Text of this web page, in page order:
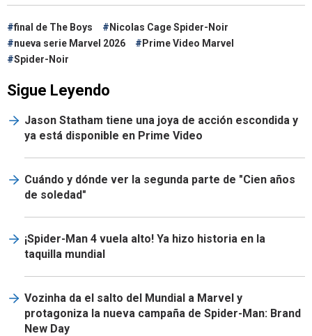
final de The Boys
Nicolas Cage Spider-Noir
nueva serie Marvel 2026
Prime Video Marvel
Spider-Noir
Sigue Leyendo
Jason Statham tiene una joya de acción escondida y
ya está disponible en Prime Video
Cuándo y dónde ver la segunda parte de "Cien años
de soledad"
¡Spider-Man 4 vuela alto! Ya hizo historia en la
taquilla mundial
Vozinha da el salto del Mundial a Marvel y
protagoniza la nueva campaña de Spider-Man: Brand
New Day